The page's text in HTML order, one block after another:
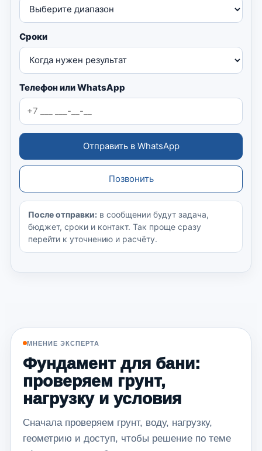
Сроки
Телефон или WhatsApp
Отправить в WhatsApp
Позвонить
После отправки: в сообщении будут задача,
бюджет, сроки и контакт. Так проще сразу
перейти к уточнению и расчёту.
МНЕНИЕ ЭКСПЕРТА
Фундамент для бани:
проверяем грунт,
нагрузку и условия
Сначала проверяем грунт, воду, нагрузку,
геометрию и доступ, чтобы решение по теме